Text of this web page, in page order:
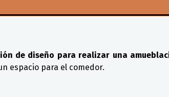
de diseño para realizar una
espacio para el comedor.